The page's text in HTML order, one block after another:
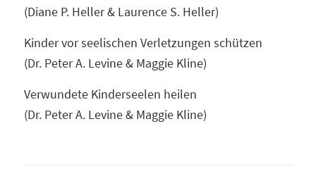
(Diane P. Heller & Laurence S. Heller)
Kinder vor seelischen Verletzungen schützen
(Dr. Peter A. Levine & Maggie Kline)
Verwundete Kinderseelen heilen
(Dr. Peter A. Levine & Maggie Kline)